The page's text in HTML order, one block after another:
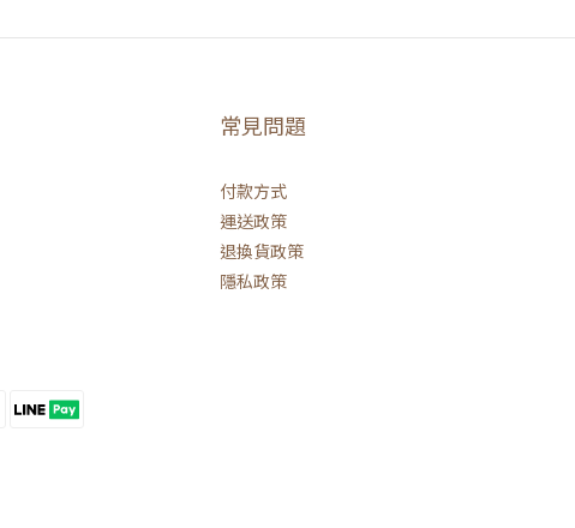
常見問題
付款方式
運送政策
退換貨政策
隱私政策